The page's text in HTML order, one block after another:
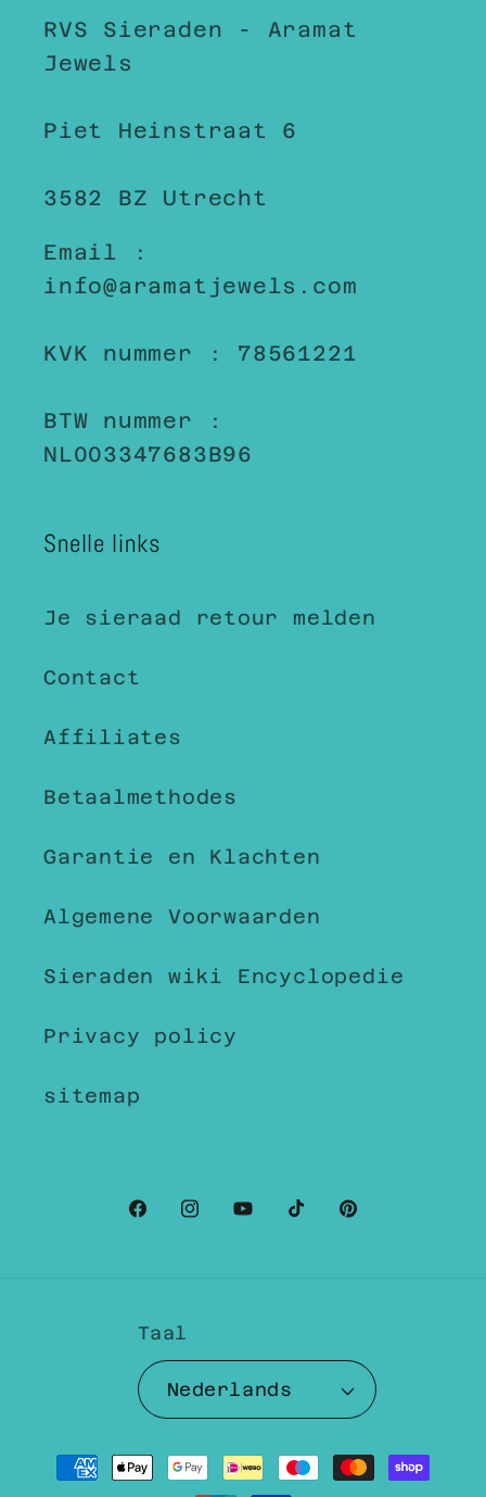
RVS Sieraden - Aramat
Jewels
Piet Heinstraat 6
3582 BZ Utrecht
Email :
info@aramatjewels.com
KVK nummer : 78561221
BTW nummer :
NL003347683B96
Snelle links
Je sieraad retour melden
Contact
Affiliates
Betaalmethodes
Garantie en Klachten
Algemene Voorwaarden
Sieraden wiki Encyclopedie
Privacy policy
sitemap
Facebook
Instagram
YouTubeTikTokPinterest
Taal
Nederlands
Betaalmethoden